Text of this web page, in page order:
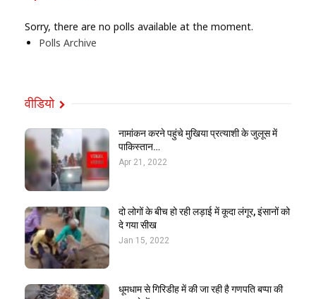
Sorry, there are no polls available at the moment.
Polls Archive
वीडियो
नामांकन करने पहुंचे मुखिया प्रत्याशी के जुलूस में
पाकिस्तान…
Apr 21, 2022
दो लोगों के बीच हो रही लड़ाई में कूदा लंगूर, इंसानों को
दे गया सीख
Jan 15, 2022
धूमधाम से गिरिडीह में की जा रही है गणपति बप्पा की